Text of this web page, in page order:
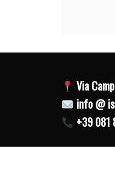
Via
info @
+39 081